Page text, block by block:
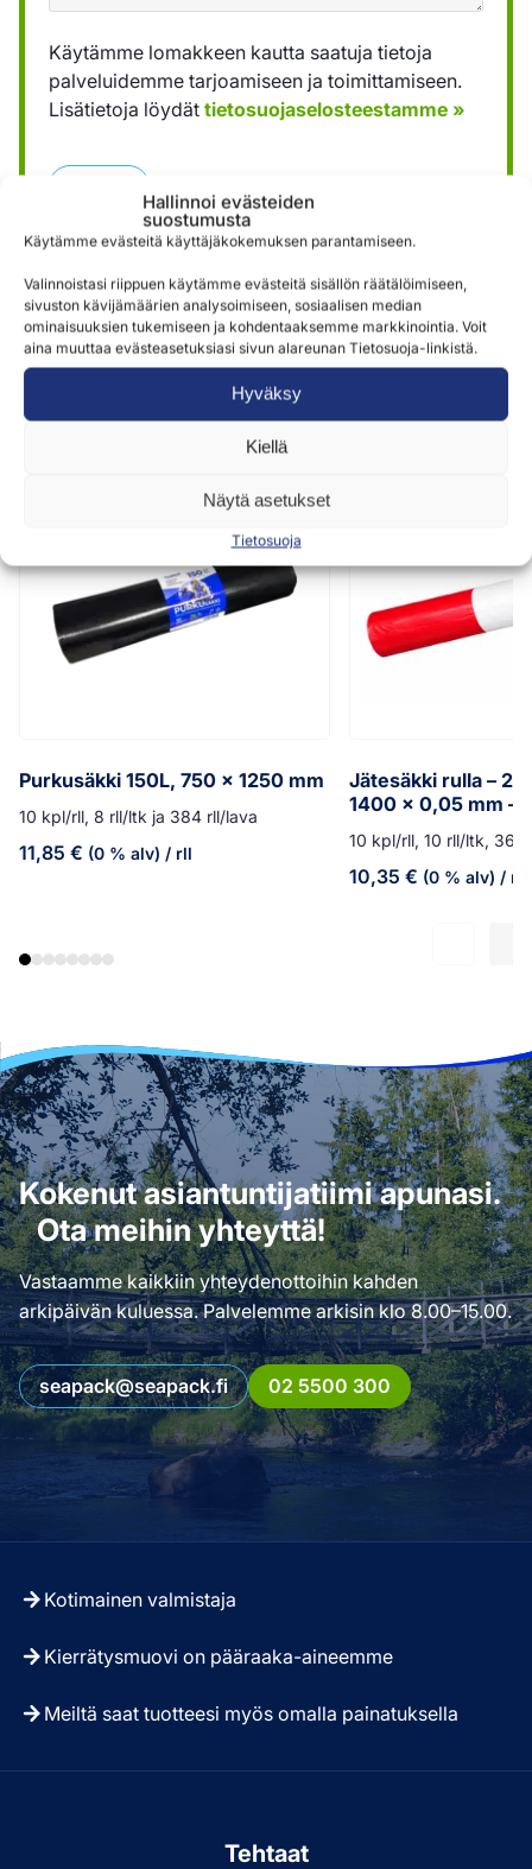
Hallinnoi evästeiden
suostumusta
Käytämme evästeitä käyttäjäkokemuksen parantamiseen.
Valinnoistasi riippuen käytämme evästeitä sisällön räätälöimiseen,
sivuston kävijämäärien analysoimiseen, sosiaalisen median
ominaisuuksien tukemiseen ja kohdentaaksemme markkinointia. Voit
aina muuttaa evästeasetuksiasi sivun alareunan Tietosuoja-linkistä.
Hyväksy
Kiellä
Näytä asetukset
Tietosuoja
Käytämme lomakkeen kautta saatuja tietoja
palveluidemme tarjoamiseen ja toimittamiseen.
Lisätietoja löydät tietosuojaselosteestamme »
Samankaltaisia tuotteita
Purkusäkki 150L, 750 x 1250 mm
10 kpl/rll, 8 rll/ltk ja 384 rll/lava
11,85 € (0 % alv) / rll
Jätesäkki rulla –
1400 x 0,05 mm –
10 kpl/rll, 10 rll/ltk, 360
10,35 € (0 % alv) / rll
Kokenut asiantuntijatiimi apunasi.
Ota meihin yhteyttä!
Vastaamme kaikkiin yhteydenottoihin kahden
arkipäivän kuluessa. Palvelemme arkisin klo 8.00–15.00.
seapack@seapack.fi 02 5500 300
Kotimainen valmistaja
Kierrätysmuovi on pääraaka-aineemme
Meiltä saat tuotteesi myös omalla painatuksella
Tehtaat